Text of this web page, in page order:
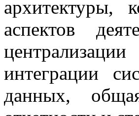
архитектуры,
аспектов
интеграции
данных,